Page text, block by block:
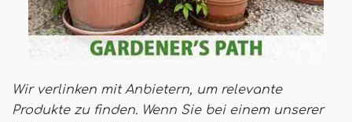
Wir verlinken mit Anbietern, um relevante
Produkte zu finden. Wenn Sie bei einem unserer